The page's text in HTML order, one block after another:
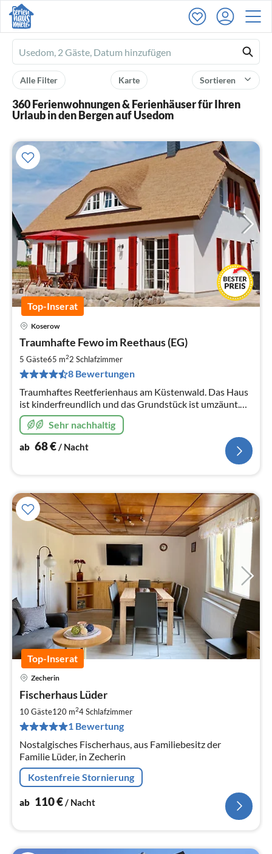
Ferienhausmiete
logo
Sortieren
Karte
Alle Filter
360 Ferienwohnungen & Ferienhäuser für Ihren
Urlaub in den Bergen auf Usedom
Top-Inserat
Koserow
Traumhafte Fewo im Reethaus (EG)
5 Gäste65 m22 Schlafzimmer
8 Bewertungen
Traumhaftes Reetferienhaus am Küstenwald. Das Haus
ist kinderfreundlich und das Grundstück ist umzäunt.
Die beiden Ferienwohnungen können einzeln oder
zusammen gemietet werden.
Sehr nachhaltig
ab 68€/ Nacht
Top-Inserat
Zecherin
Fischerhaus Lüder
10 Gäste120 m24Schlafzimmer
1 Bewertung
Nostalgisches Fischerhaus, aus Familiebesitz der
Familie Lüder, in Zecherin
Kostenfreie Stornierung
ab 110€/ Nacht